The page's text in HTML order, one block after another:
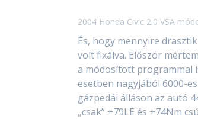
2004 Honda Civic 2.0 VSA
És, hogy mennyire
volt fixálva. Először
a módosított programmal
esetben nagyjából 6000-
gázpedál álláson az autó
„csak” +79LE és +74Nm